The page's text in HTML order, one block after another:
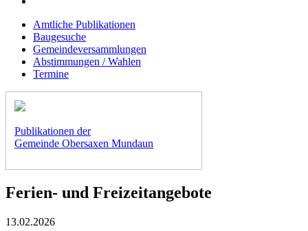
Amtliche Publikationen
Baugesuche
Gemeindeversammlungen
Abstimmungen / Wahlen
Termine
Publikationen der
Gemeinde Obersaxen Mundaun
Ferien- und Freizeitangebote
13.02.2026